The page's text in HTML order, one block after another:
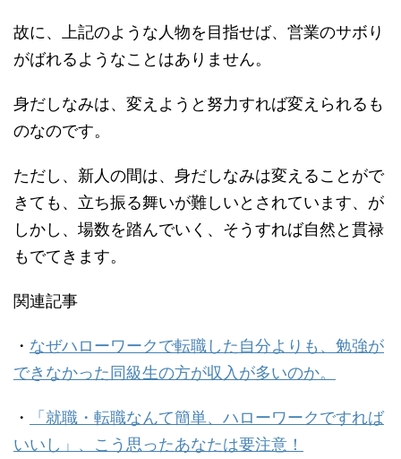
故に、上記のような人物を目指せば、営業のサボり
がばれるようなことはありません。
身だしなみは、変えようと努力すれば変えられるも
のなのです。
ただし、新人の間は、身だしなみは変えることがで
きても、立ち振る舞いが難しいとされています、が
しかし、場数を踏んでいく、そうすれば自然と貫禄
もでてきます。
関連記事
・ なぜハローワークで転職した自分よりも、勉強が
できなかった同級生の方が収入が多いのか。
・
「就職・転職なんて簡単、ハローワークですれば
いいし」、こう思ったあなたは要注意！